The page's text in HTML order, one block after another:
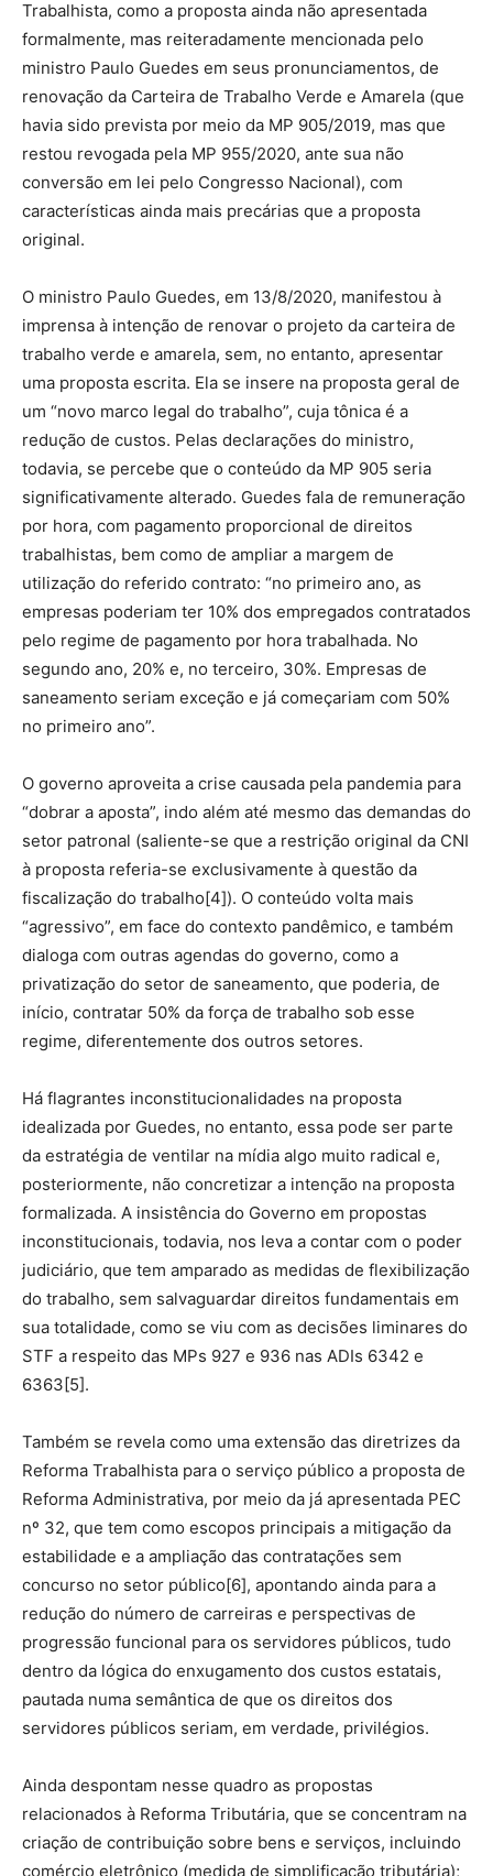
Trabalhista, como a proposta ainda não apresentada
formalmente, mas reiteradamente mencionada pelo
ministro Paulo Guedes em seus pronunciamentos, de
renovação da Carteira de Trabalho Verde e Amarela (que
havia sido prevista por meio da MP 905/2019, mas que
restou revogada pela MP 955/2020, ante sua não
conversão em lei pelo Congresso Nacional), com
características ainda mais precárias que a proposta
original.
O ministro Paulo Guedes, em 13/8/2020, manifestou à
imprensa à intenção de renovar o projeto da carteira de
trabalho verde e amarela, sem, no entanto, apresentar
uma proposta escrita. Ela se insere na proposta geral de
um “novo marco legal do trabalho”, cuja tônica é a
redução de custos. Pelas declarações do ministro,
todavia, se percebe que o conteúdo da MP 905 seria
significativamente alterado. Guedes fala de remuneração
por hora, com pagamento proporcional de direitos
trabalhistas, bem como de ampliar a margem de
utilização do referido contrato: “no primeiro ano, as
empresas poderiam ter 10% dos empregados contratados
pelo regime de pagamento por hora trabalhada. No
segundo ano, 20% e, no terceiro, 30%. Empresas de
saneamento seriam exceção e já começariam com 50%
no primeiro ano”.
O governo aproveita a crise causada pela pandemia para
“dobrar a aposta”, indo além até mesmo das demandas do
setor patronal (saliente-se que a restrição original da CNI
à proposta referia-se exclusivamente à questão da
fiscalização do trabalho[4]). O conteúdo volta mais
“agressivo”, em face do contexto pandêmico, e também
dialoga com outras agendas do governo, como a
privatização do setor de saneamento, que poderia, de
início, contratar 50% da força de trabalho sob esse
regime, diferentemente dos outros setores.
Há flagrantes inconstitucionalidades na proposta
idealizada por Guedes, no entanto, essa pode ser parte
da estratégia de ventilar na mídia algo muito radical e,
posteriormente, não concretizar a intenção na proposta
formalizada. A insistência do Governo em propostas
inconstitucionais, todavia, nos leva a contar com o poder
judiciário, que tem amparado as medidas de flexibilização
do trabalho, sem salvaguardar direitos fundamentais em
sua totalidade, como se viu com as decisões liminares do
STF a respeito das MPs 927 e 936 nas ADIs 6342 e
6363[5].
Também se revela como uma extensão das diretrizes da
Reforma Trabalhista para o serviço público a proposta de
Reforma Administrativa, por meio da já apresentada PEC
nº 32, que tem como escopos principais a mitigação da
estabilidade e a ampliação das contratações sem
concurso no setor público[6], apontando ainda para a
redução do número de carreiras e perspectivas de
progressão funcional para os servidores públicos, tudo
dentro da lógica do enxugamento dos custos estatais,
pautada numa semântica de que os direitos dos
servidores públicos seriam, em verdade, privilégios.
Ainda despontam nesse quadro as propostas
relacionados à Reforma Tributária, que se concentram na
criação de contribuição sobre bens e serviços, incluindo
comércio eletrônico (medida de simplificação tributária);